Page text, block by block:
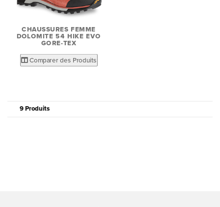
CHAUSSURES FEMME
DOLOMITE 54 HIKE EVO
GORE-TEX
Comparer des Produits
9 Produits